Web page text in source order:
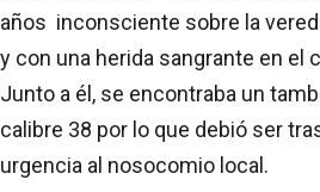
años inconsciente sobre la
y con una herida sangrante en el
Junto a él, se encontraba un
calibre 38 por lo que debió ser
urgencia al nosocomio local.